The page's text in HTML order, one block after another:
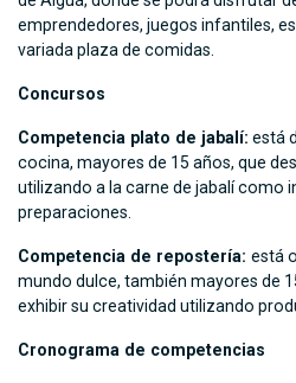
emprendedores, juegos infantiles,
variada plaza de comidas.
Concursos
Competencia plato de jabalí: está
cocina, mayores de 15 años, que
utilizando a la carne de jabalí como
preparaciones.
Competencia de repostería: está
mundo dulce, también mayores de
exhibir su creatividad utilizando
Cronograma de competencias